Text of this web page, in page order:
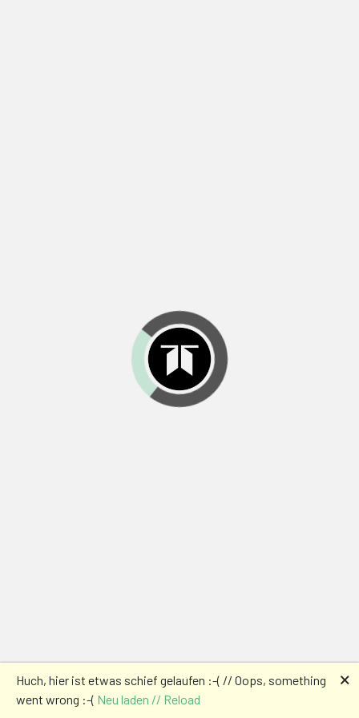
Huch, hier ist etwas schief gelaufen :-( // Oops, something
went wrong :-( Neu laden // Reload
🗙